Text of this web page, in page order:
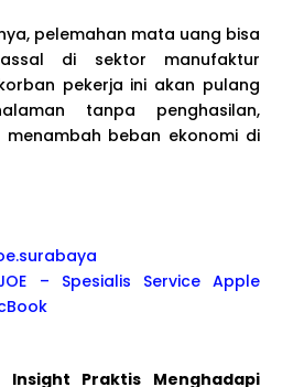
pelemahan mata uang bisa
di sektor manufaktur
pekerja ini akan pulang
tanpa penghasilan,
menambah beban ekonomi di
– Spesialis Service Apple
Insight Praktis Menghadapi